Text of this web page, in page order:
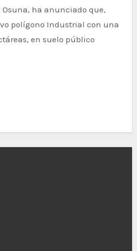
Osuna, ha anunciado que,
polígono Industrial con una
en suelo público